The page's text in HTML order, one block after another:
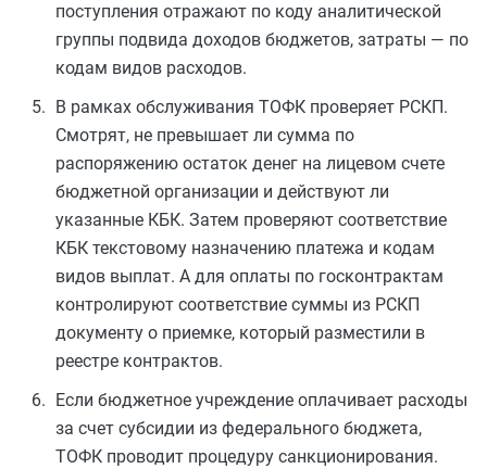
поступления отражают по коду аналитической
группы подвида доходов бюджетов, затраты — по
кодам видов расходов.
В рамках обслуживания ТОФК проверяет РСКП.
Смотрят, не превышает ли сумма по
распоряжению остаток денег на лицевом счете
бюджетной организации и действуют ли
указанные КБК. Затем проверяют соответствие
КБК текстовому назначению платежа и кодам
видов выплат. А для оплаты по госконтрактам
контролируют соответствие суммы из РСКП
документу о приемке, который разместили в
реестре контрактов.
Если бюджетное учреждение оплачивает расходы
за счет субсидии из федерального бюджета,
ТОФК проводит процедуру санкционирования.